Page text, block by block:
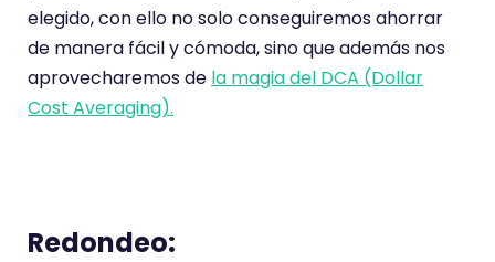
elegido, con ello no solo conseguiremos ahorrar
de manera fácil y cómoda, sino que además nos
aprovecharemos de la magia del DCA (Dollar
Cost Averaging).
Redondeo: